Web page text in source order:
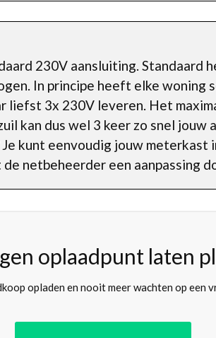
230V aansluiting. Standaard
In principe heeft elke woning
liefst 3x 230V leveren. Het
kan dus wel 3 keer zo snel jouw
kunt eenvoudig jouw meterkast
netbeheerder een aanpassing
oplaadpunt laten
opladen en nooit meer wachten op een